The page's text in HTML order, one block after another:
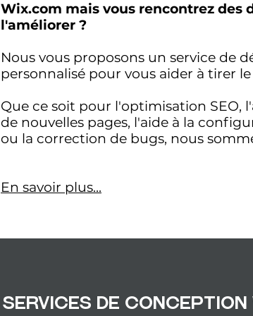
Wix.com mais vous rencontrez
l'améliorer ?
Nous vous proposons un service de
personnalisé pour vous aider à tirer
Que ce soit pour l'optimisation SEO,
de nouvelles pages, l'aide à la
ou la correction de bugs, nous
En savoir plus...
services de